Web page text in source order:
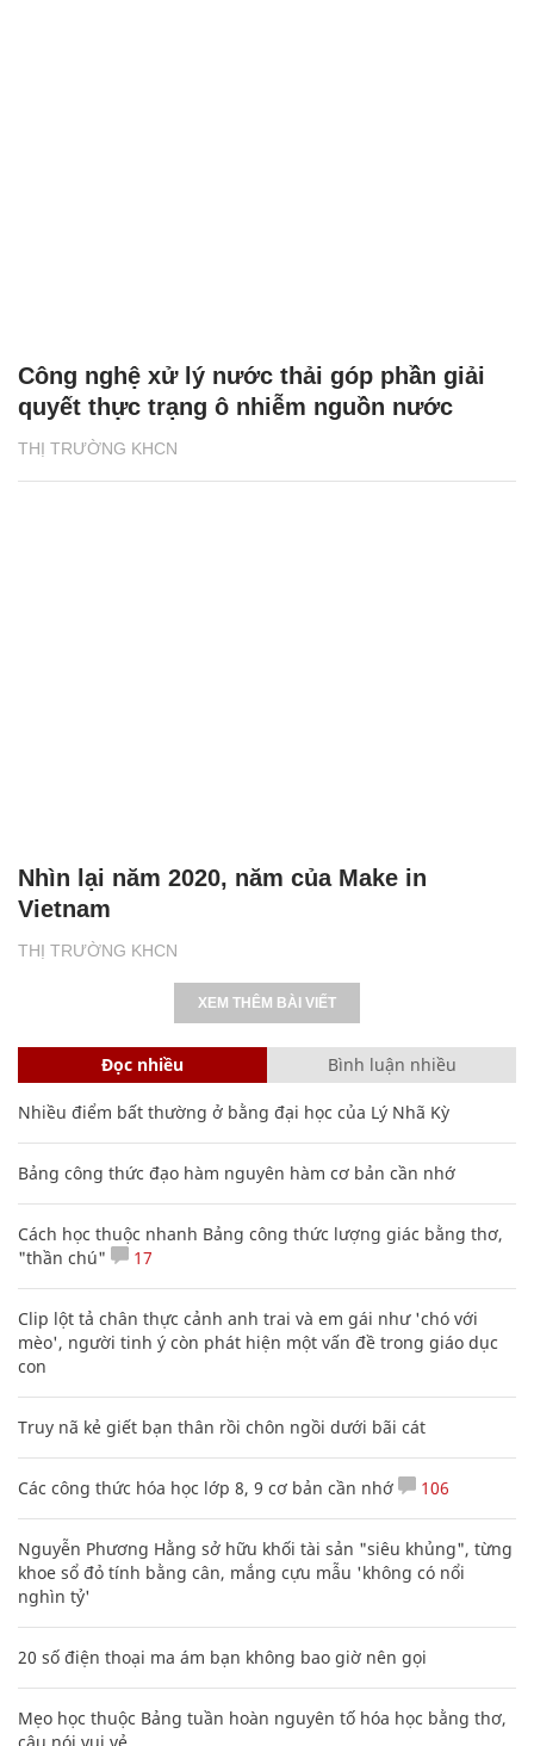
THỊ TRƯỜNG KHCN
Công nghệ xử lý nước thải góp phần giải
quyết thực trạng ô nhiễm nguồn nước
THỊ TRƯỜNG KHCN
Nhìn lại năm 2020, năm của Make in
Vietnam
XEM THÊM BÀI VIẾT
Đọc nhiều Bình luận nhiều
Nhiều điểm bất thường ở bằng đại học của Lý Nhã Kỳ
Bảng công thức đạo hàm nguyên hàm cơ bản cần nhớ
Cách học thuộc nhanh Bảng công thức lượng giác bằng thơ,
"thần chú"
17
Clip lột tả chân thực cảnh anh trai và em gái như 'chó với
mèo', người tinh ý còn phát hiện một vấn đề trong giáo dục
con
Truy nã kẻ giết bạn thân rồi chôn ngồi dưới bãi cát
Các công thức hóa học lớp 8, 9 cơ bản cần nhớ 106
Nguyễn Phương Hằng sở hữu khối tài sản "siêu khủng", từng
khoe sổ đỏ tính bằng cân, mắng cựu mẫu 'không có nổi
nghìn tỷ'
20 số điện thoại ma ám bạn không bao giờ nên gọi
Mẹo học thuộc Bảng tuần hoàn nguyên tố hóa học bằng thơ,
câu nói vui vẻ